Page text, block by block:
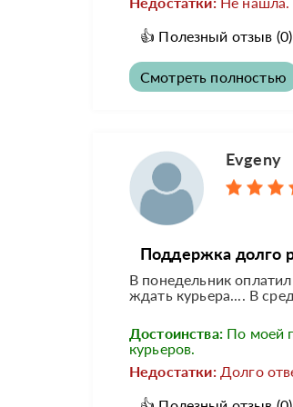
👍 Полезный отзыв (0)
Смотреть полностью
Evgeny
Поддержка долго
В понедельник
ждать курьера.... В
Достоинства: По моей
курьеров.
Недостатки: Долго